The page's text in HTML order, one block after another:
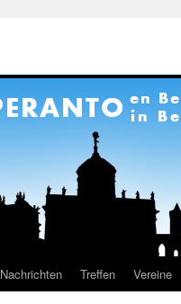
Nachrichten Treffen Vereine